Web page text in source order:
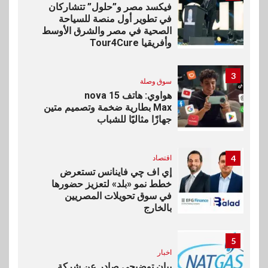
فيكسد مصر و”حلول” تتشاركان
في تطوير أول منصة للسياحة
الصحية في مصر والشرق الأوسط
وأفريقيا Tour4Cure
3
سوق وصلة
هواوي: هاتف nova 15
Max بطارية ضخمة وتصميم متين
جهازًا مثاليًا للشباب
4 اقتصاد
إي اف چي فاينانس تستعرض
خطط نمو «بلد» لتعزيز حضورها
في سوق تحويلات المصريين
بالخارج
5
اخبار